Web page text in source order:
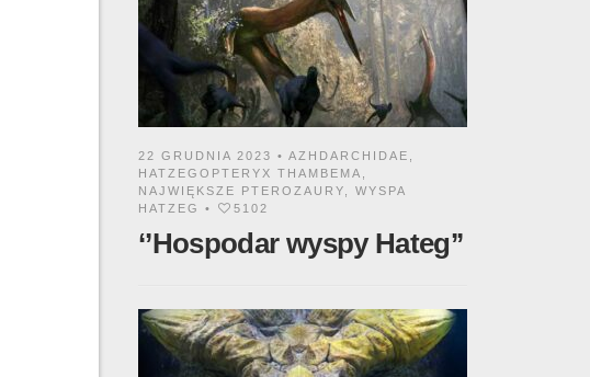
22 GRUDNIA 2023 • AZHDARCHIDAE
HATZEGOPTERYX THAMBEMA
NAJWIĘKSZE PTEROZAURY
WYSPA
HATZEG
• 5102
‘’Hospodar wyspy Hateg’’